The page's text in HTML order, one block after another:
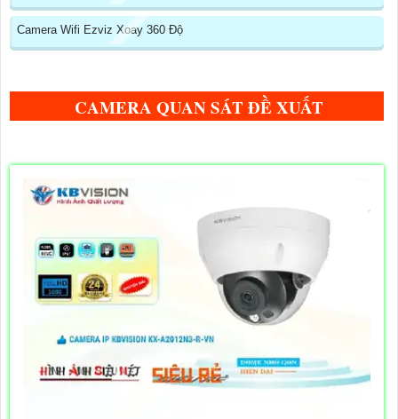
Camera Wifi Ezviz Xoay 360 Độ
CAMERA QUAN SÁT ĐỀ XUẤT